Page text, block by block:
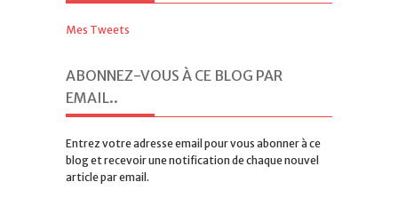
Mes Tweets
ABONNEZ-VOUS À CE BLOG PAR
EMAIL..
Entrez votre adresse email pour vous abonner à ce
blog et recevoir une notification de chaque nouvel
article par email.